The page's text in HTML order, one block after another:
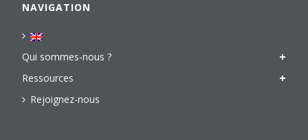
NAVIGATION
Qui sommes-nous ?
Ressources
Rejoignez-nous